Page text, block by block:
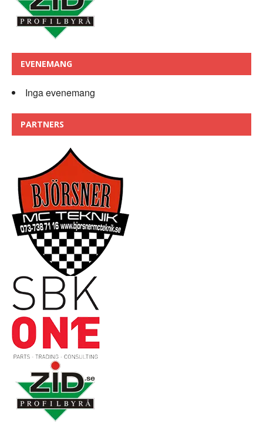
EVENEMANG
Inga evenemang
PARTNERS